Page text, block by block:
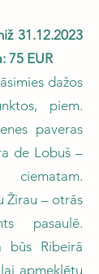
31.12.2023
75 EUR
dažos
piem.
paveras
de Lobuš –
Žirau – otrās
pasaulē.
būs Ribeirā
apmeklētu